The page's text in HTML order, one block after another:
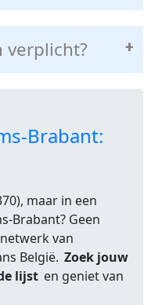
verplicht? +
Brabant:
maar in een
Brabant? Geen
van
België. Zoek jouw
lijst en geniet van